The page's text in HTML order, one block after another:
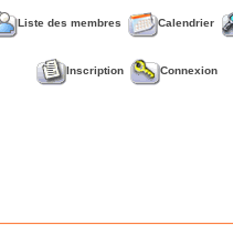
Liste des membres Calendrier
Inscription Connexion